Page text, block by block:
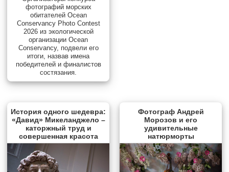
фотографий морских
обитателей Ocean
Conservancy Photo Contest
2026 из экологической
организации Ocean
Conservancy, подвели его
итоги, назвав имена
победителей и финалистов
состязания.
История одного шедевра:
«Давид» Микеланджело –
каторжный труд и
совершенная красота
Фотограф Андрей
Морозов и его
удивительные
натюрморты